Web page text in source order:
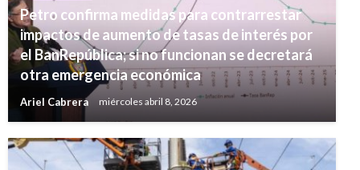
Petro confirma medidas para contrarrestar
impactos de aumento de tasas de interés por
el BanRepública; si no funcionan se decretará
otra emergencia económica
Ariel Cabrera miércoles abril 8, 2026